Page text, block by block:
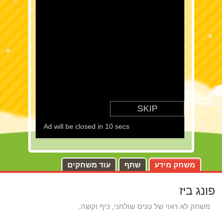
משחק מידע שתף עוד משחקים
פונג ביז
משחק לא ראוי של טניס שולחני, כיף וקשה.